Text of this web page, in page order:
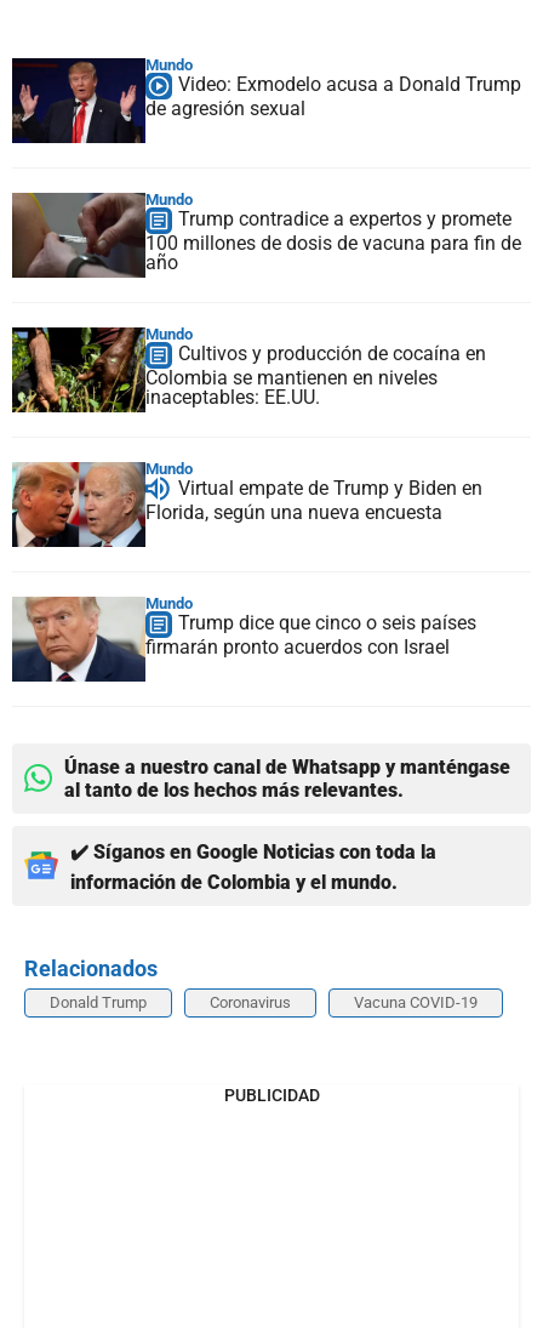
Mundo
Video: Exmodelo acusa a Donald Trump
de agresión sexual
Mundo
Trump contradice a expertos y promete
100 millones de dosis de vacuna para fin de
año
Mundo
Cultivos y producción de cocaína en
Colombia se mantienen en niveles
inaceptables: EE.UU.
Mundo
Virtual empate de Trump y Biden en
Florida, según una nueva encuesta
Mundo
Trump dice que cinco o seis países
firmarán pronto acuerdos con Israel
Únase a nuestro canal de Whatsapp y manténgase
al tanto de los hechos más relevantes.
✔️ Síganos en Google Noticias con toda la
información de Colombia y el mundo.
Relacionados
Donald Trump Coronavirus Vacuna COVID-19
PUBLICIDAD